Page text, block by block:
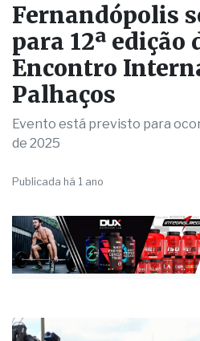
Fernandópolis
para 12ª edição
Encontro
Palhaços
Evento está previsto para
de 2025
Publicada há 1 ano